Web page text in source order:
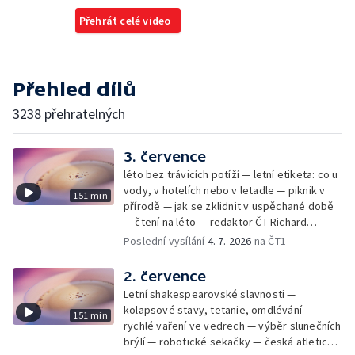
Přehrát celé video
Přehled dílů
3238 přehratelných
151 min
3. července
léto bez trávicích potíží — letní etiketa: co u
vody, v hotelích nebo v letadle — piknik v
přírodě — jak se zklidnit v uspěchané době
— čtení na léto — redaktor ČT Richard
Samko
Poslední vysílání4. 7. 2026 na ČT1
151 min
2. července
Letní shakespearovské slavnosti —
kolapsové stavy, tetanie, omdlévání —
rychlé vaření ve vedrech — výběr slunečních
brýlí — robotické sekačky — česká atletická